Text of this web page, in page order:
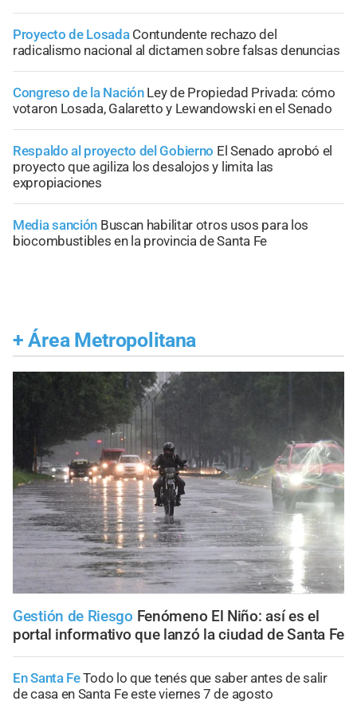
Proyecto de Losada Contundente rechazo del
radicalismo nacional al dictamen sobre falsas denuncias
Congreso de la Nación Ley de Propiedad Privada: cómo
votaron Losada, Galaretto y Lewandowski en el Senado
Respaldo al proyecto del Gobierno El Senado aprobó el
proyecto que agiliza los desalojos y limita las
expropiaciones
Media sanción Buscan habilitar otros usos para los
biocombustibles en la provincia de Santa Fe
+ Área Metropolitana
Gestión de Riesgo Fenómeno El Niño: así es el
portal informativo que lanzó la ciudad de Santa Fe
En Santa FeTodo lo que tenés que saber antes de salir
de casa en Santa Fe este viernes 7 de agosto